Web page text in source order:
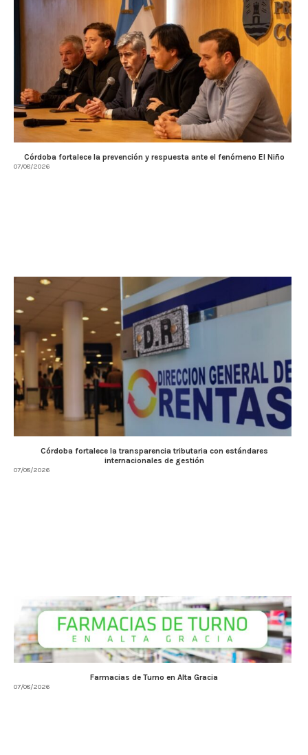
Córdoba fortalece la prevención y respuesta ante el fenómeno El Niño
07/08/2026
Córdoba fortalece la transparencia tributaria con estándares
internacionales de gestión
07/08/2026
Farmacias de Turno en Alta Gracia
07/08/2026